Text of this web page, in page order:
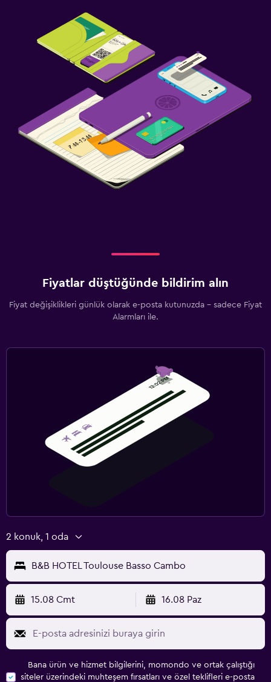
Fiyatlar düştüğünde bildirim alın
Fiyat değişiklikleri günlük olarak e-posta kutunuzda - sadece Fiyat
Alarmları ile.
2 konuk, 1 oda
B&B HOTEL Toulouse Basso Cambo
15.08 Cmt 16.08 Paz
Bana ürün ve hizmet bilgilerini, momondo ve ortak çalıştığı
siteler üzerindeki muhteşem fırsatları ve özel teklifleri e-posta